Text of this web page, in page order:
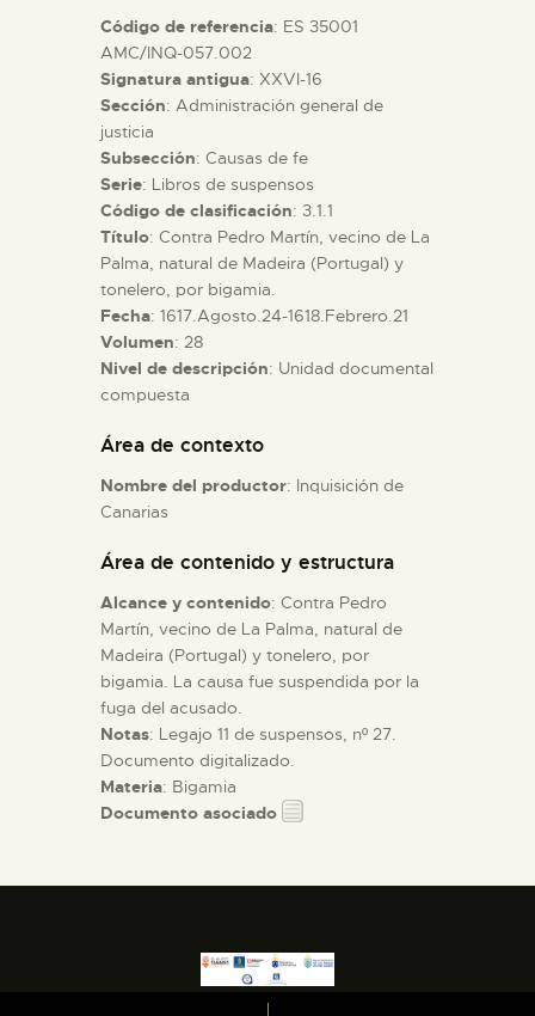
ESPAÑOL
PREPARAR LA VISITA
ACTIVIDADES
█
EL MUSEO
COLECCIONES
Código de referencia: ES 35001
AMC/INQ-057.002
Signatura antigua: XXVI-16
Sección: Administración general de
justicia
Subsección: Causas de fe
Serie: Libros de suspensos
Código de clasificación: 3.1.1
Título: Contra Pedro Martín, vecino de La
Palma, natural de Madeira (Portugal) y
tonelero, por bigamia.
Fecha: 1617.Agosto.24-1618.Febrero.21
Volumen: 28
Nivel de descripción: Unidad documental
compuesta
Área de contexto
Nombre del productor: Inquisición de
Canarias
Área de contenido y estructura
Alcance y contenido: Contra Pedro
Martín, vecino de La Palma, natural de
Madeira (Portugal) y tonelero, por
bigamia. La causa fue suspendida por la
fuga del acusado.
Notas: Legajo 11 de suspensos, nº 27.
Documento digitalizado.
Materia: Bigamia
Documento asociado